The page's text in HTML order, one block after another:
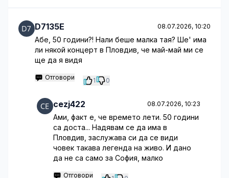
D7135E 08.07.2026, 10:20
Абе, 50 години?! Нали беше малка тая? Ше' има
ли някой концерт в Пловдив, че май-май ми се
ще да я видя
Отговори 1 0
cezj422 08.07.2026, 10:23
Ами, факт е, че времето лети. 50 години
са доста... Надявам се да има в
Пловдив, заслужава си да се види
човек такава легенда на живо. И дано
да не са само за София, малко
Отговори